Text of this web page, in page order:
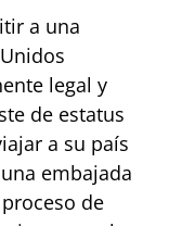
a una
legal y
de estatus
a su país
embajada
de